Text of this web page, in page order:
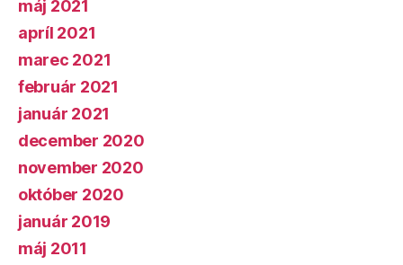
máj 2021
apríl 2021
marec 2021
február 2021
január 2021
december 2020
november 2020
október 2020
január 2019
máj 2011